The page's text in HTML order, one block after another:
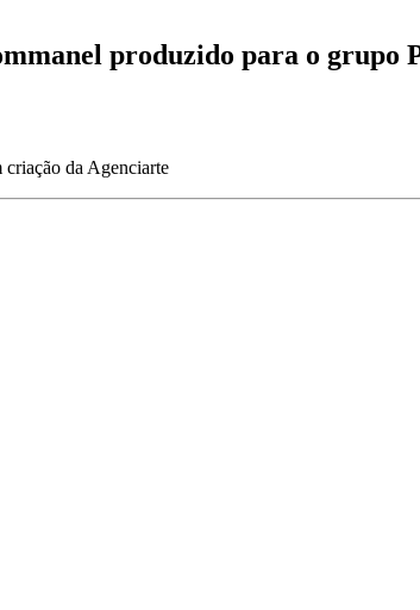
produzido para o grupo
da Agenciarte